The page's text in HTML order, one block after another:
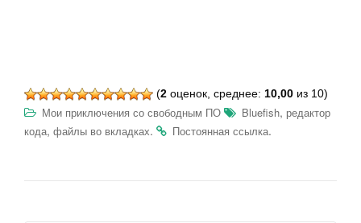
(2 оценок, среднее: 10,00 из 10)
Мои приключения со свободным ПО Bluefish, редактор
кода, файлы во вкладках. Постоянная ссылка.